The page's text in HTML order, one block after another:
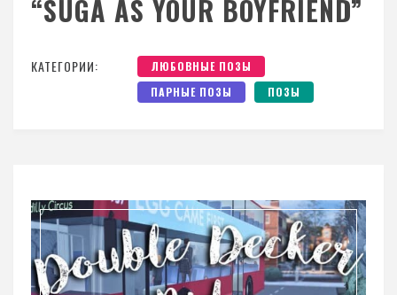
“SUGA AS YOUR BOYFRIEND”
КАТЕГОРИИ:
ЛЮБОВНЫЕ ПОЗЫ
ПАРНЫЕ ПОЗЫ
ПОЗЫ